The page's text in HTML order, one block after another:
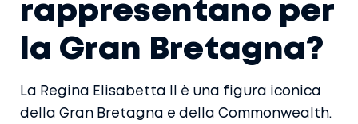
rappresentano per
la Gran Bretagna?
La Regina Elisabetta II è una figura iconica
della Gran Bretagna e della Commonwealth.